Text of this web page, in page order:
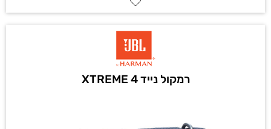
רמקול נייד XTREME 4